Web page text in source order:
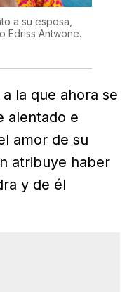
a su esposa,
Edriss Antwone.
la que ahora se
alentado e
amor de su
atribuye haber
y de él